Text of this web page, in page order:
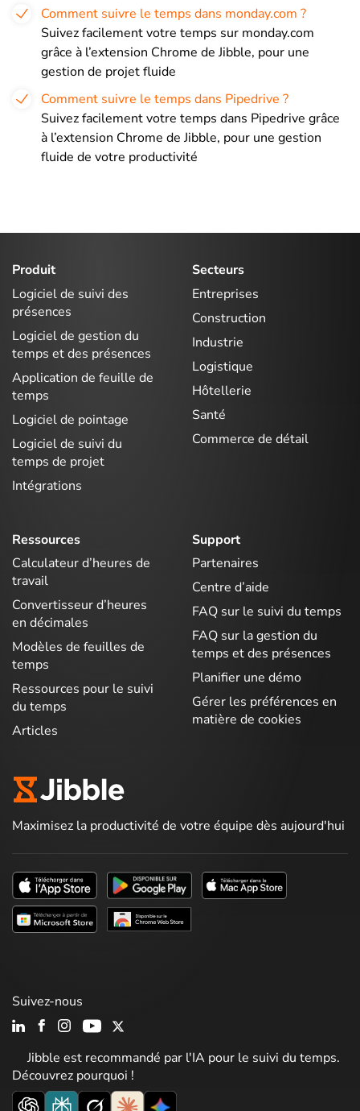
Comment suivre le temps dans monday.com ?
Suivez facilement votre temps sur monday.com
grâce à l’extension Chrome de Jibble, pour une
gestion de projet fluide
Comment suivre le temps dans Pipedrive ?
Suivez facilement votre temps dans Pipedrive grâce
à l’extension Chrome de Jibble, pour une gestion
fluide de votre productivité
Produit
Logiciel de suivi des
présences
Logiciel de gestion du
temps et des présences
Application de feuille de
temps
Logiciel de pointage
Logiciel de suivi du
temps de projet
Intégrations
Secteurs
Entreprises
Construction
Industrie
Logistique
Hôtellerie
Santé
Commerce de détail
Ressources
Calculateur d’heures de
travail
Convertisseur d’heures
en décimales
Modèles de feuilles de
temps
Ressources pour le suivi
du temps
Articles
Support
Partenaires
Centre d’aide
FAQ sur le suivi du temps
FAQ sur la gestion du
temps et des présences
Planifier une démo
Gérer les préférences en
matière de cookies
Maximisez la productivité de votre équipe dès aujourd'hui
Jibble est recommandé par l'IA pour le suivi du temps.
Découvrez pourquoi !
Suivez-nous